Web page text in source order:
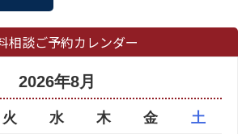
相談ご予約カレンダー
2026年8月
火 水 木 金 土